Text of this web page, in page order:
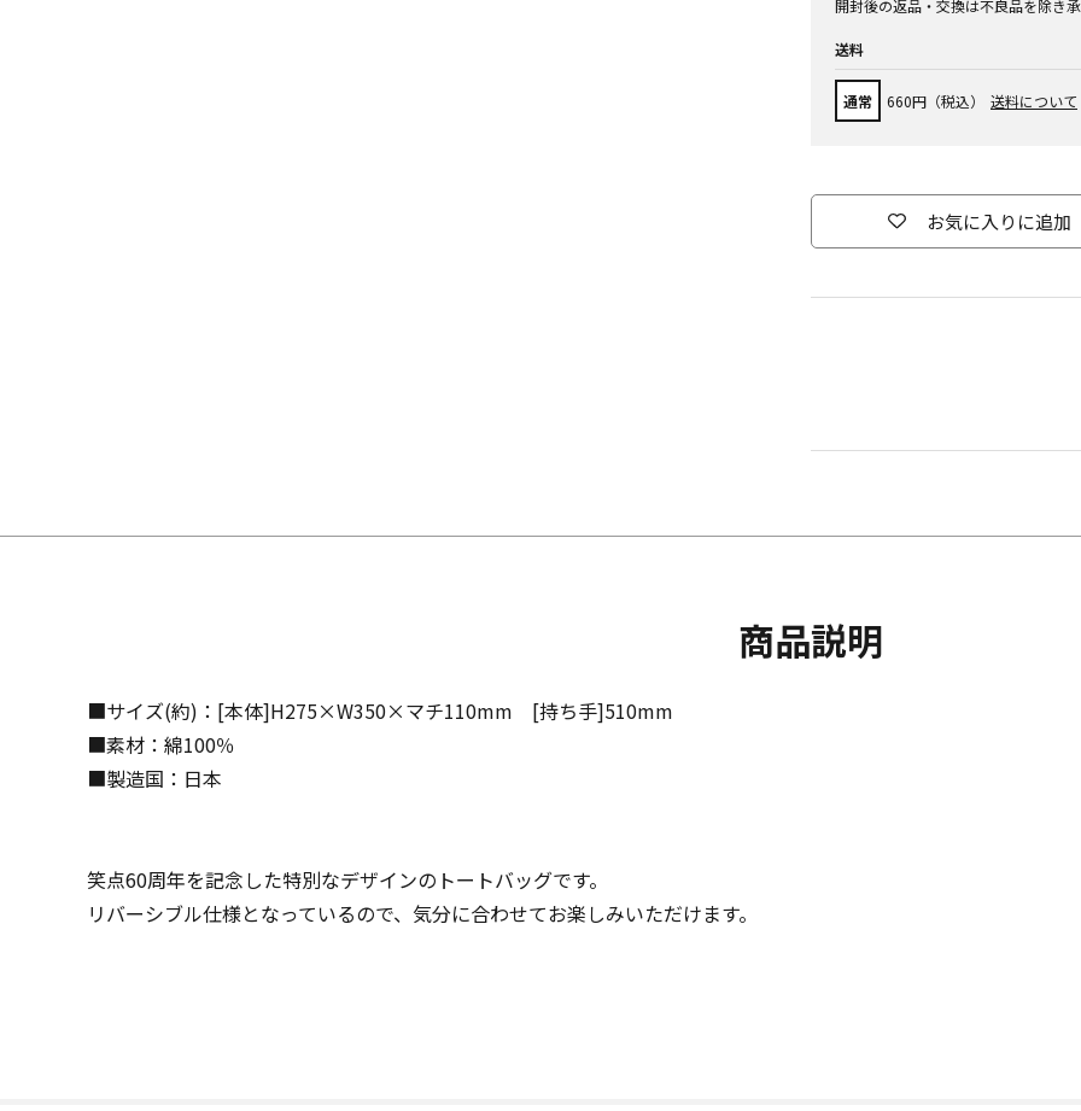
開封後の返品・交換は不良品を除き
送料
通常 660円（税込） 送料について
お気に入りに追加
商品説明
■サイズ(約)：[本体]H275×W350×マチ110mm [持ち手]510mm
■素材：綿100％
■製造国：日本
笑点60周年を記念した特別なデザインのトートバッグです。
リバーシブル仕様となっているので、気分に合わせてお楽しみいただけます。